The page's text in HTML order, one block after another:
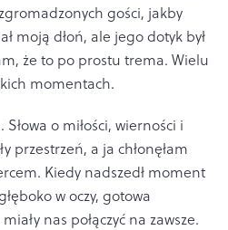
gości, jakby
moją dłoń, ale jego dotyk był
że to po prostu trema. Wielu
momentach.
Słowa o miłości, wierności i
przestrzeń, a ja chłonęłam
Kiedy nadszedł moment
w oczy, gotowa
nas połączyć na zawsze.